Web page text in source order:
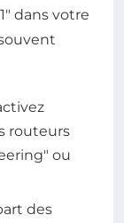
dans votre
routeurs
ou
des